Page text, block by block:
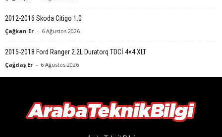
2012-2016 Skoda Citigo 1.0
Çağkan Er - 6 Ağustos 2026
2015-2018 Ford Ranger 2.2L Duratorq TDCİ 4×4 XLT
Çağdaş Er - 6 Ağustos 2026